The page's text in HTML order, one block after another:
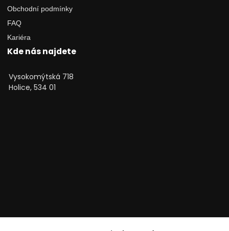
Obchodní podmínky
FAQ
Kariéra
Kde nás najdete
Vysokomýtská 718
Holice, 534 01